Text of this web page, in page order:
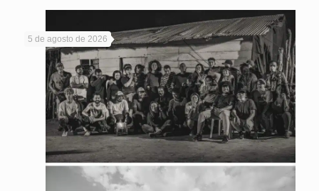
5 de agosto de 2026